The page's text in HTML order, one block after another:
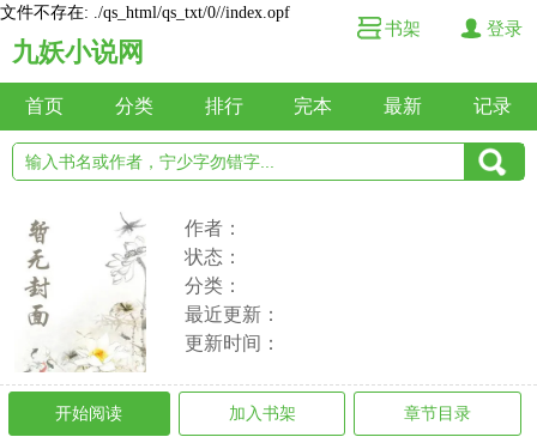
文件不存在: ./qs_html/qs_txt/0//index.opf
九妖小说网
书架 登录
首页 分类 排行 完本 最新 记录
作者：
状态：
分类：
最近更新：
更新时间：
开始阅读 加入书架 章节目录